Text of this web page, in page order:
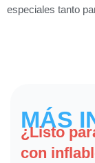
especiales tanto
MÁS
¿Listo
con